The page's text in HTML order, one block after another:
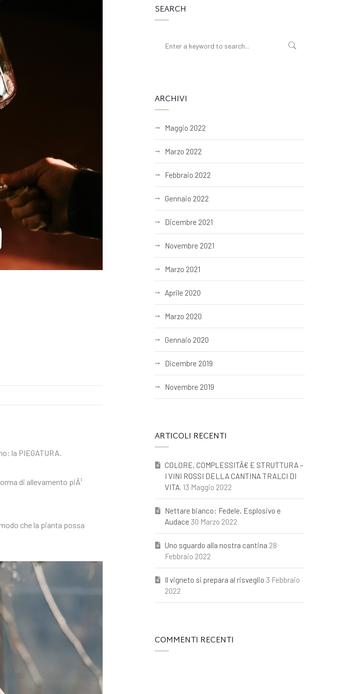
la PIEGATURA.
di allevamento piÃ¹
che la pianta possa
SEARCH
ARCHIVI
Maggio 2022
Marzo 2022
Febbraio 2022
Gennaio 2022
Dicembre 2021
Novembre 2021
Marzo 2021
Aprile 2020
Marzo 2020
Gennaio 2020
Dicembre 2019
Novembre 2019
ARTICOLI RECENTI
COLORE, COMPLESSITÃ€ E STRUTTURA –
I VINI ROSSI DELLA CANTINA TRALCI DI
VITA. 13 Maggio 2022
Nettare bianco: Fedele, Esplosivo e
Audace 30 Marzo 2022
Uno sguardo alla nostra cantina 28
Febbraio 2022
Il vigneto si prepara al risveglio 3 Febbraio
2022
COMMENTI RECENTI